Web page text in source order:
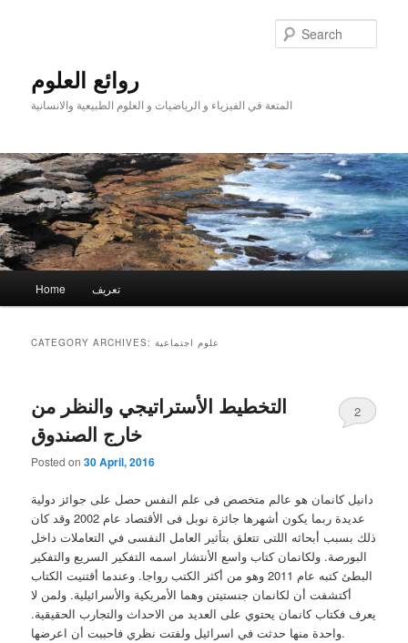
روائع العلوم
المتعة في الفيزياء و الرياضيات و العلوم الطبيعية والانسانية
Home تعريف
CATEGORY ARCHIVES:علوم اجتماعية
التخطيط الأستراتيجي والنظر من
خارج الصندوق
Posted on30 April, 2016
2
دانيل كانمان هو عالم متخصص فى علم النفس حصل على جوائز دولية
عديدة ربما يكون أشهرها جائزة نوبل فى الأقتصاد عام 2002 وقد كان
ذلك بسبب أبحاثه اللتى تتعلق بتأثير العامل النفسى في التعاملات داخل
البورصة. ولكانمان كتاب واسع الأنتشار اسمه التفكير السريع والتفكير
البطئ كتبه عام 2011 وهو من أكثر الكتب رواجا. وعندما أقتنيت الكتاب
أكتشفت أن لكانمان جنستيتن وهما الأمريكية والأسرائيلية. ولمن لا
يعرف فكتاب كانمان يحتوي على العديد من الاحداث والتجارب الحقيقية.
واحدة منها حدثت في اسرائيل ولفتت نظري فاحببت أن اعرضها.